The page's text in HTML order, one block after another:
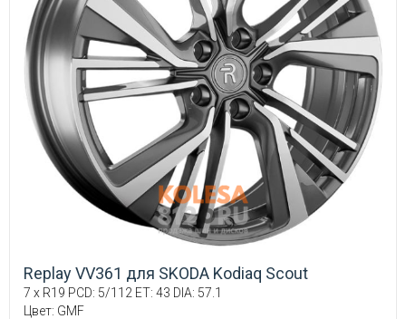
Replay VV361 для SKODA Kodiaq Scout
7 x R19 PCD: 5/112 ET: 43 DIA: 57.1
Цвет: GMF